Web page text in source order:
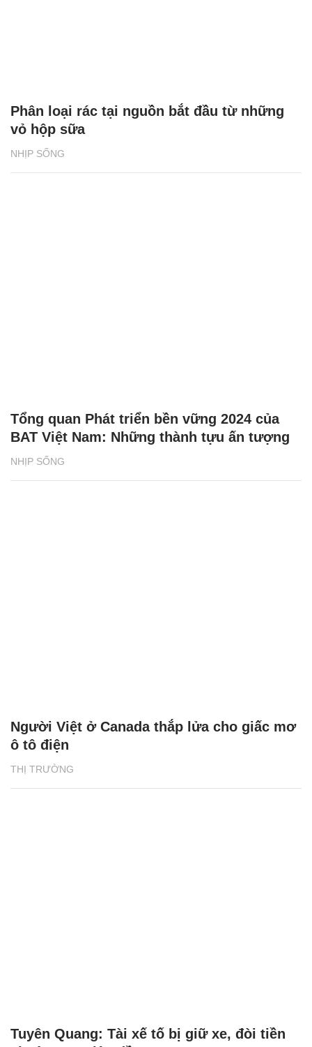
NHỊP SỐNG
Phân loại rác tại nguồn bắt đầu từ những
vỏ hộp sữa
NHỊP SỐNG
Tổng quan Phát triển bền vững 2024 của
BAT Việt Nam: Những thành tựu ấn tượng
THỊ TRƯỜNG
Người Việt ở Canada thắp lửa cho giấc mơ
ô tô điện
Tuyên Quang: Tài xế tố bị giữ xe, đòi tiền